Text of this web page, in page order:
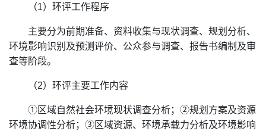
（1）环评工作程序
主要分为前期准备、资料收集与现状调查、规划分析、
环境影响识别及预测评价、公众参与调查、报告书编制及审
查等阶段。
（2）环评主要工作内容
①区域自然社会环境现状调查分析；②规划方案及资源
环境协调性分析；③区域资源、环境承载力分析及环境影响